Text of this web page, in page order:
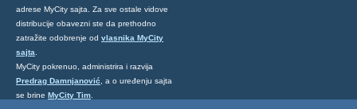
adrese MyCity sajta. Za sve ostale vidove
distribucije obavezni ste da prethodno
zatražite odobrenje od vlasnika MyCity
sajta
MyCity pokrenuo, administrira i razvija
Predrag Damnjanović , a o uređenju sajta
se brine MyCity Tim